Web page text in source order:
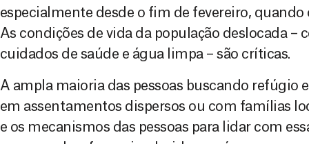
especialmente desde o fim de fevereiro,
As condições de vida da população deslocada –
cuidados de saúde e água limpa – são críticas.
A ampla maioria das pessoas buscando refúgio
em assentamentos dispersos ou com famílias
e os mecanismos das pessoas para lidar com